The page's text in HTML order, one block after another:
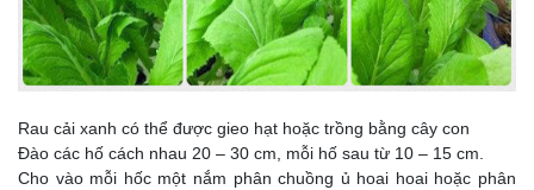
Rau cải xanh có thể được gieo hạt hoặc trồng bằng cây con
Đào các hố cách nhau 20 – 30 cm, mỗi hố sau từ 10 – 15 cm.
Cho vào mỗi hốc một nắm phân chuồng ủ hoai hoai hoặc phân